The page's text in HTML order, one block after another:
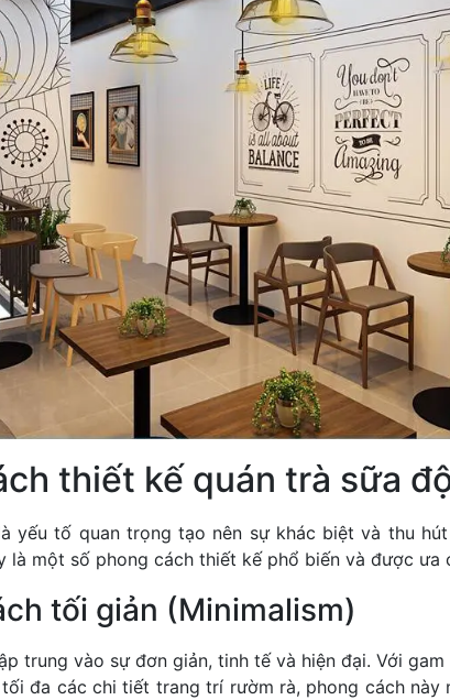
thiết kế quán trà sữa
yếu tố quan trọng tạo nên sự khác biệt và thu
là một số phong cách thiết kế phổ biến và được ưa
tối giản (Minimalism)
trung vào sự đơn giản, tinh tế và hiện đại. Với
đa các chi tiết trang trí rườm rà, phong cách này